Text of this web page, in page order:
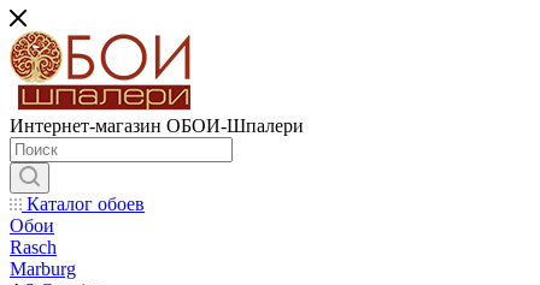
Интернет-магазин ОБОИ-Шпалери
Каталог обоев
Обои
Rasch
Marburg